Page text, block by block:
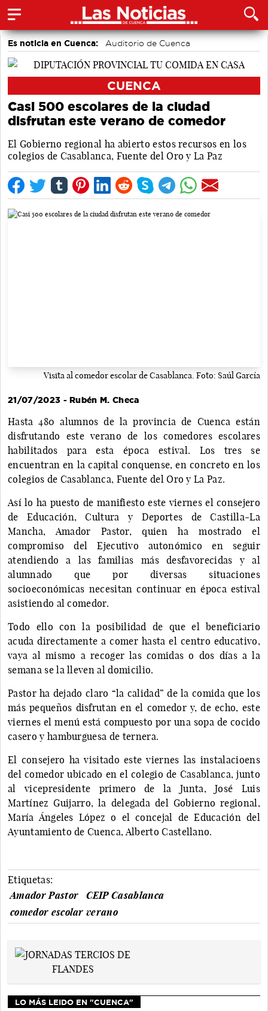
Es noticia en Cuenca: Auditorio de Cuenca
CUENCA
Casi 500 escolares de la ciudad
disfrutan este verano de comedor
El Gobierno regional ha abierto estos recursos en los
colegios de Casablanca, Fuente del Oro y La Paz
Visita al comedor escolar de Casablanca. Foto: Saúl García
21/07/2023 - Rubén M. Checa
Hasta 480 alumnos de la provincia de Cuenca están
disfrutando este verano de los comedores escolares
habilitados para esta época estival. Los tres se
encuentran en la capital conquense, en concreto en los
colegios de Casablanca, Fuente del Oro y La Paz.
Así lo ha puesto de manifiesto este viernes el consejero
de Educación, Cultura y Deportes de Castilla-La
Mancha, Amador Pastor, quien ha mostrado el
compromiso del Ejecutivo autonómico en seguir
atendiendo a las familias más desfavorecidas y al
alumnado que por diversas situaciones
socioeconómicas necesitan continuar en época estival
asistiendo al comedor.
Todo ello con la posibilidad de que el beneficiario
acuda directamente a comer hasta el centro educativo,
vaya al mismo a recoger las comidas o dos días a la
semana se la lleven al domicilio.
Pastor ha dejado claro “la calidad” de la comida que los
más pequeños disfrutan en el comedor y, de echo, este
viernes el menú está compuesto por una sopa de cocido
casero y hamburguesa de ternera.
El consejero ha visitado este viernes las instalacioens
del comedor ubicado en el colegio de Casablanca, junto
al vicepresidente primero de la Junta, José Luis
Martínez Guijarro, la delegada del Gobierno regional,
María Ángeles López o el concejal de Educación del
Ayuntamiento de Cuenca, Alberto Castellano.
Etiquetas:
Amador Pastor
CEIP Casablanca
comedor escolar verano
LO MÁS LEIDO EN "CUENCA"